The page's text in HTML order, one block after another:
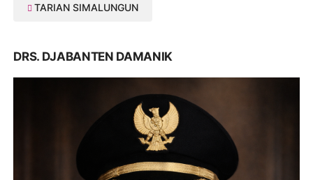
TARIAN SIMALUNGUN
DRS. DJABANTEN DAMANIK